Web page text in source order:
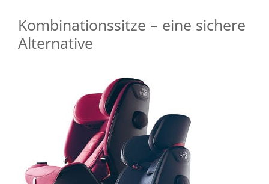
Kombinationssitze – eine sichere
Alternative